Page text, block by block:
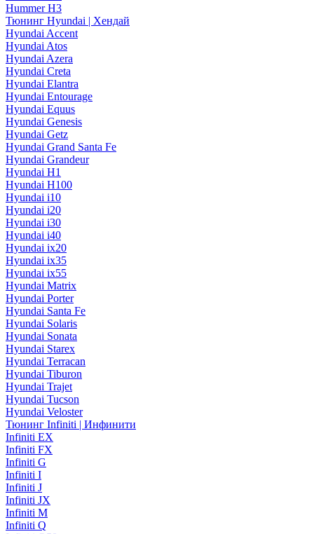
Hummer H3
Тюнинг Hyundai | Хендай
Hyundai Accent
Hyundai Atos
Hyundai Azera
Hyundai Creta
Hyundai Elantra
Hyundai Entourage
Hyundai Equus
Hyundai Genesis
Hyundai Getz
Hyundai Grand Santa Fe
Hyundai Grandeur
Hyundai H1
Hyundai H100
Hyundai i10
Hyundai i20
Hyundai i30
Hyundai i40
Hyundai ix20
Hyundai ix35
Hyundai ix55
Hyundai Matrix
Hyundai Porter
Hyundai Santa Fe
Hyundai Solaris
Hyundai Sonata
Hyundai Starex
Hyundai Terracan
Hyundai Tiburon
Hyundai Trajet
Hyundai Tucson
Hyundai Veloster
Тюнинг Infiniti | Инфинити
Infiniti EX
Infiniti FX
Infiniti G
Infiniti I
Infiniti J
Infiniti JX
Infiniti M
Infiniti Q